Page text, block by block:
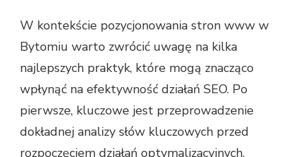
W kontekście pozycjonowania stron www w
Bytomiu warto zwrócić uwagę na kilka
najlepszych praktyk, które mogą znacząco
wpłynąć na efektywność działań SEO. Po
pierwsze, kluczowe jest przeprowadzenie
dokładnej analizy słów kluczowych przed
rozpoczęciem działań optymalizacyjnych.